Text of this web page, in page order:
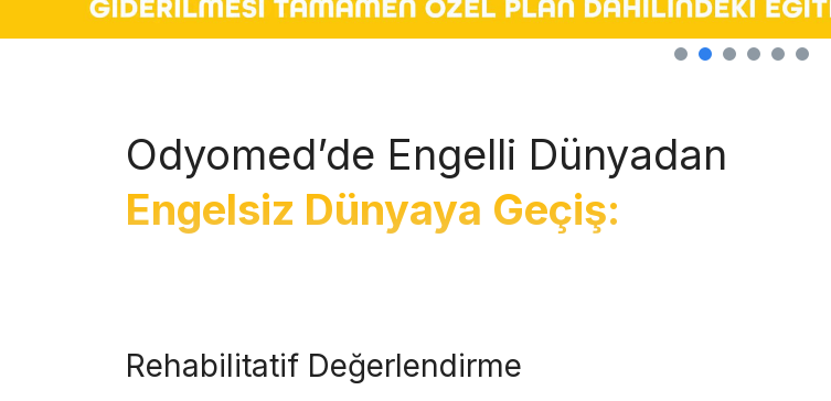
Odyomed’de Engelli Dünyadan
Engelsiz Dünyaya Geçiş:
Rehabilitatif Değerlendirme